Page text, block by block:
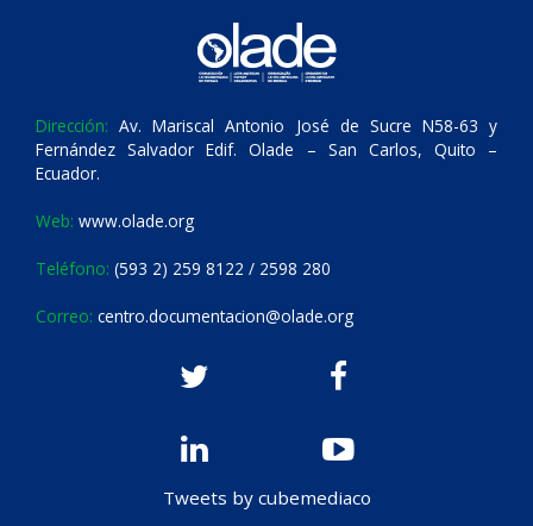
Dirección: Av. Mariscal Antonio José de Sucre N58-63 y
Fernández Salvador Edif. Olade – San Carlos, Quito –
Ecuador.
Web: www.olade.org
Teléfono: (593 2) 259 8122 / 2598 280
Correo: centro.documentacion@olade.org
Tweets by cubemediaco